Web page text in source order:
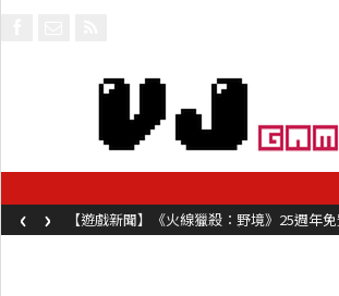
【遊戲新聞】《火線獵殺：野境》25週年
容同時系舊作限時超平價折扣
‹ ›